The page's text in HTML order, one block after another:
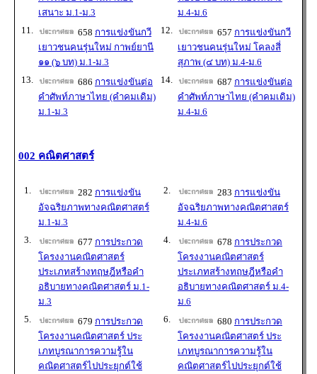
เสนาะ ม.1-ม.3
ม.4-ม.6
11.
658 การแข่งขันกวี
เยาวชนคนรุ่นใหม่ กาพย์ยานี
๑๑ (๖ บท) ม.1-ม.3
12. 657 การแข่งขันกวี
เยาวชนคนรุ่นใหม่ โคลงสี่
สุภาพ (๔ บท) ม.4-ม.6
13.
686 การแข่งขันต่อ
คำศัพท์ภาษาไทย (คำคมเดิม)
ม.1-ม.3
14. 687 การแข่งขันต่อ
คำศัพท์ภาษาไทย (คำคมเดิม)
ม.4-ม.6
002 คณิตศาสตร์
1. 282 การแข่งขัน
อัจฉริยภาพทางคณิตศาสตร์
ม.1-ม.3
2. 283 การแข่งขัน
อัจฉริยภาพทางคณิตศาสตร์
ม.4-ม.6
3.
677 การประกวด
โครงงานคณิตศาสตร์
ประเภทสร้างทฤษฎีหรือคำ
อธิบายทางคณิตศาสตร์ ม.1-
ม.3
4. 678 การประกวด
โครงงานคณิตศาสตร์
ประเภทสร้างทฤษฎีหรือคำ
อธิบายทางคณิตศาสตร์ ม.4-
ม.6
5.
679 การประกวด
โครงงานคณิตศาสตร์ ประ
เภทบูรณาการความรู้ใน
คณิตศาสตร์ไปประยุกต์ใช้
6. 680 การประกวด
โครงงานคณิตศาสตร์ ประ
เภทบูรณาการความรู้ใน
คณิตศาสตร์ไปประยุกต์ใช้